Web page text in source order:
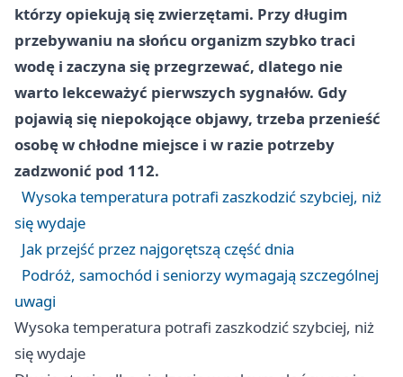
którzy opiekują się zwierzętami. Przy długim
przebywaniu na słońcu organizm szybko traci
wodę i zaczyna się przegrzewać, dlatego nie
warto lekceważyć pierwszych sygnałów. Gdy
pojawią się niepokojące objawy, trzeba przenieść
osobę w chłodne miejsce i w razie potrzeby
zadzwonić pod 112.
Wysoka temperatura potrafi zaszkodzić szybciej, niż
się wydaje
Jak przejść przez najgorętszą część dnia
Podróż, samochód i seniorzy wymagają szczególnej
uwagi
Wysoka temperatura potrafi zaszkodzić szybciej, niż
się wydaje